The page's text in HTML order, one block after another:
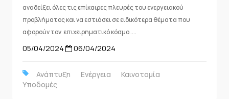
αναδείξει όλες τις επίκαιρες πλευρές του ενεργειακού
προβλήματος και να εστιάσει σε ειδικότερα θέματα που
αφορούν τον επιχειρηματικό κόσμο ....
05/04/2024 06/04/2024
Ανάπτυξη Ενέργεια
Καινοτομία
Υποδομές